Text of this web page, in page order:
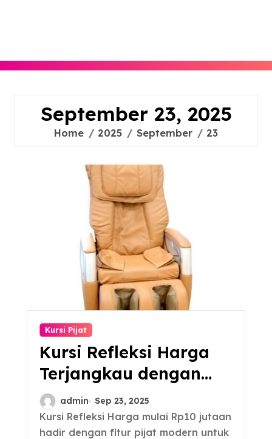
September 23, 2025
Home 2025 September 23
Kursi Pijat
Kursi Refleksi Harga
Terjangkau dengan
Fitur Lengkap
admin Sep 23, 2025
Kursi Refleksi Harga mulai Rp10 jutaan
hadir dengan fitur pijat modern untuk